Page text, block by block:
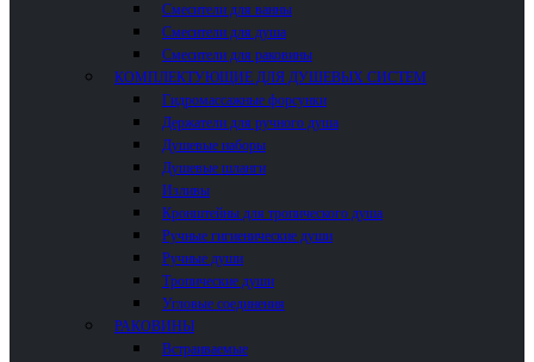
Смесители для ванны
Смесители для душа
Смесители для раковины
КОМПЛЕКТУЮЩИЕ ДЛЯ ДУШЕВЫХ СИСТЕМ
Гидромассажные форсунки
Держатели для ручного душа
Душевые наборы
Душевые шланги
Изливы
Кронштейны для тропического душа
Ручные гигиенические души
Ручные души
Тропические души
Угловые соединения
РАКОВИНЫ
Встраиваемые